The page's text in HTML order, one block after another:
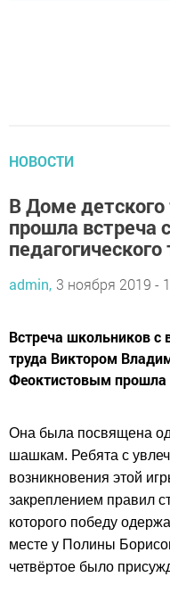
НОВОСТИ
В Доме детского
прошла встреча
педагогического
admin, 3 ноября 2019 -
Встреча школьников с
труда Виктором
Феоктистовым прошла
Она была посвящена
шашкам. Ребята с
возникновения этой
закреплением правил
которого победу
месте у Полины
четвёртое было